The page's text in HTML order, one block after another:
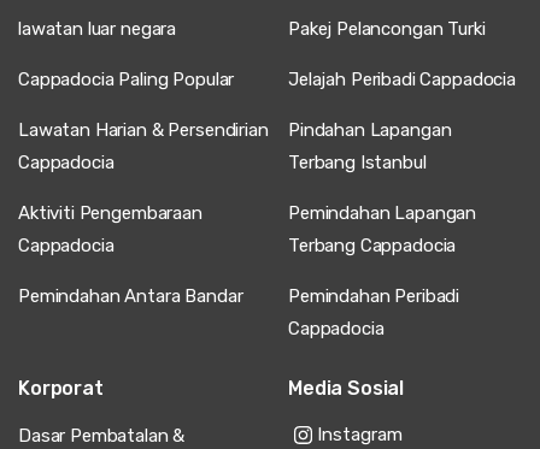
lawatan luar negara Pakej Pelancongan Turki
Cappadocia Paling Popular Jelajah Peribadi Cappadocia
Lawatan Harian & Persendirian
Cappadocia
Pindahan Lapangan
Terbang Istanbul
Aktiviti Pengembaraan
Cappadocia
Pemindahan Lapangan
Terbang Cappadocia
Pemindahan Antara Bandar
Pemindahan Peribadi
Cappadocia
Korporat
Dasar Pembatalan &
Media Sosial
Instagram